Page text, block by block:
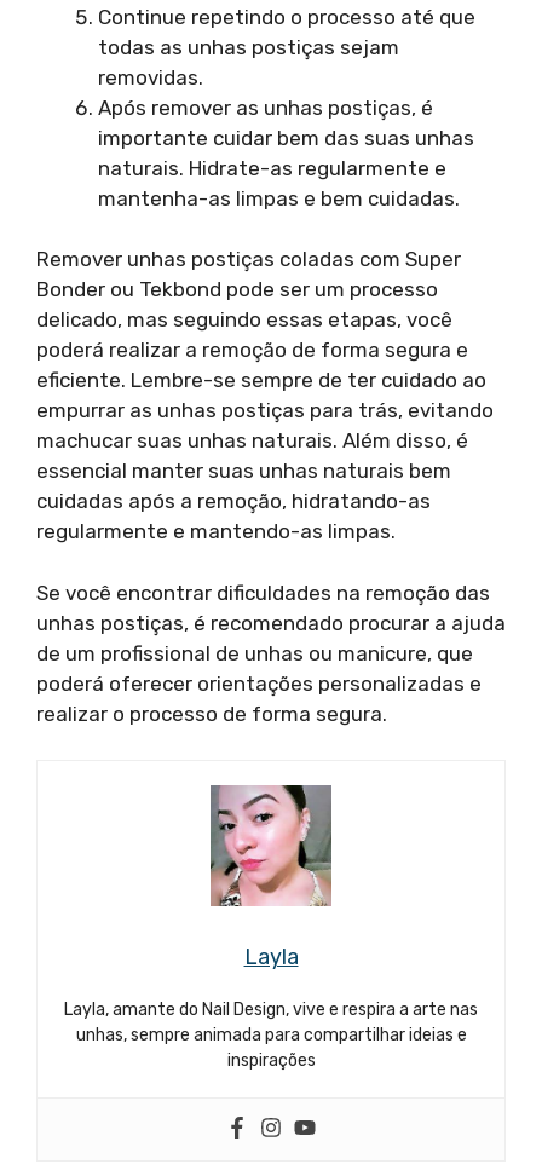
Continue repetindo o processo até que
todas as unhas postiças sejam
removidas.
Após remover as unhas postiças, é
importante cuidar bem das suas unhas
naturais. Hidrate-as regularmente e
mantenha-as limpas e bem cuidadas.
Remover unhas postiças coladas com Super
Bonder ou Tekbond pode ser um processo
delicado, mas seguindo essas etapas, você
poderá realizar a remoção de forma segura e
eficiente. Lembre-se sempre de ter cuidado ao
empurrar as unhas postiças para trás, evitando
machucar suas unhas naturais. Além disso, é
essencial manter suas unhas naturais bem
cuidadas após a remoção, hidratando-as
regularmente e mantendo-as limpas.
Se você encontrar dificuldades na remoção das
unhas postiças, é recomendado procurar a ajuda
de um profissional de unhas ou manicure, que
poderá oferecer orientações personalizadas e
realizar o processo de forma segura.
Layla
Layla, amante do Nail Design, vive e respira a arte nas
unhas, sempre animada para compartilhar ideias e
inspirações